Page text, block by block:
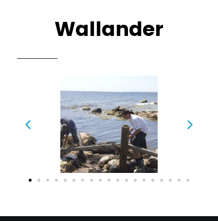
Wallander